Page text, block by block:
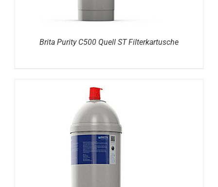
Brita Purity C500 Quell ST Filterkartusche
DETAILS